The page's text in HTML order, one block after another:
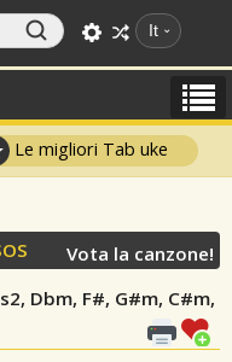
It
Le migliori Tab uke
Dbm, F#, G#m, C#m,
Vota la canzone!